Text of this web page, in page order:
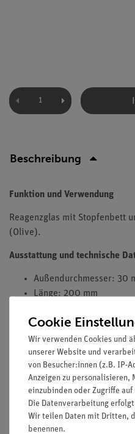
Beschreibung
Funktion und Verwendung
Reagenzglas mit Stopfenbett
(Olive).
Ausstattung und technische
Außendurchmesser: 30
Länge: 200 mm
Oberer Anschluss:
Außendurchmesser der
Material: Borosilikat
Cookie
Wir verwenden Cookies und
unserer Website und
von Besucher:innen (z.B. IP-
Anzeigen zu
einzubinden oder Zugriffe
Die Datenverarbeitung
Wir teilen Daten mit Dritten,
benennen.